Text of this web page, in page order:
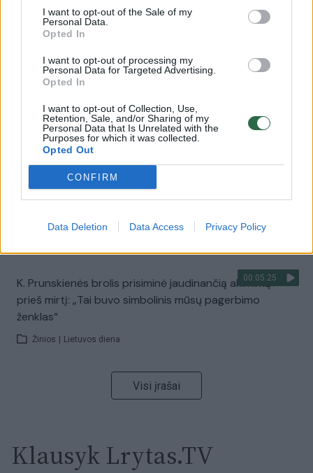
I want to opt-out of the Sale of my
Personal Data.
Opted In
I want to opt-out of processing my
Personal Data for Targeted Advertising.
Opted In
I want to opt-out of Collection, Use,
Retention, Sale, and/or Sharing of my
Personal Data that Is Unrelated with the
Purposes for which it was collected.
Opted Out
CONFIRM
Data Deletion Data Access Privacy Policy
00:00:30
Vaizdai iš tragiškos avarijos Vilniaus r.: dviejų moterų ir
vaiko gyvybių išgelbėti nepavyko
Žinios | Lietuvos diena
Savaitės vidurys nusimato karštas: temperatūra kils iki
32 laipsnių šilumos
Žinios | Orai
00:05:25
K. Prunskienės brolis prisiminė jaudinančią akimirką
prieš mirtį: „Tai buvo simbolinis mūsų pagerbimo
ženklas“
Žinios Lietuvos diena
Visi įrašai
Klausyk Lrytas.TV